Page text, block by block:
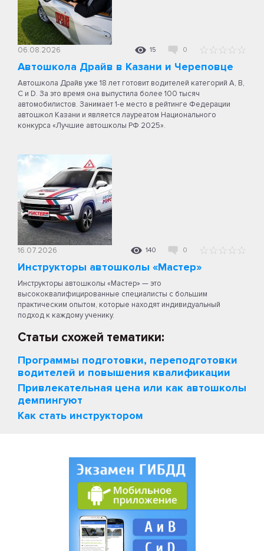
06.08.2026 15 0
Автошкола Драйв в Казани и Череповце
Автошкола Драйв уже 18 лет готовит водителей категорий A, B,
C и D. За это время она выпустила более 100 тысяч
автомобилистов. Занимает 1-е место в рейтинге Федерации
автошкол Казани и является лауреатом Национального
конкурса «Лучшие автошколы РФ 2025».
16.07.2026 140 0
Инструкторы автошколы «Мастер»
Инструкторы автошколы «Мастер» — это
высококвалифицированные специалисты с большим
практическим опытом, которые находят индивидуальный
подход к каждому ученику.
Статьи схожей тематики:
Программы подготовки, переподготовки
водителей и повышения квалификации
Привлекательная цена или как автошколы
демпингуют
Как стать инструктором